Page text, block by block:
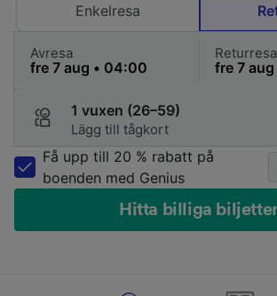
Enkelresa
Avresa Returresa
1 vuxen (26–59)
Lägg till tågkort
Få upp till 20 % rabatt på
boenden med Genius
Hitta billiga